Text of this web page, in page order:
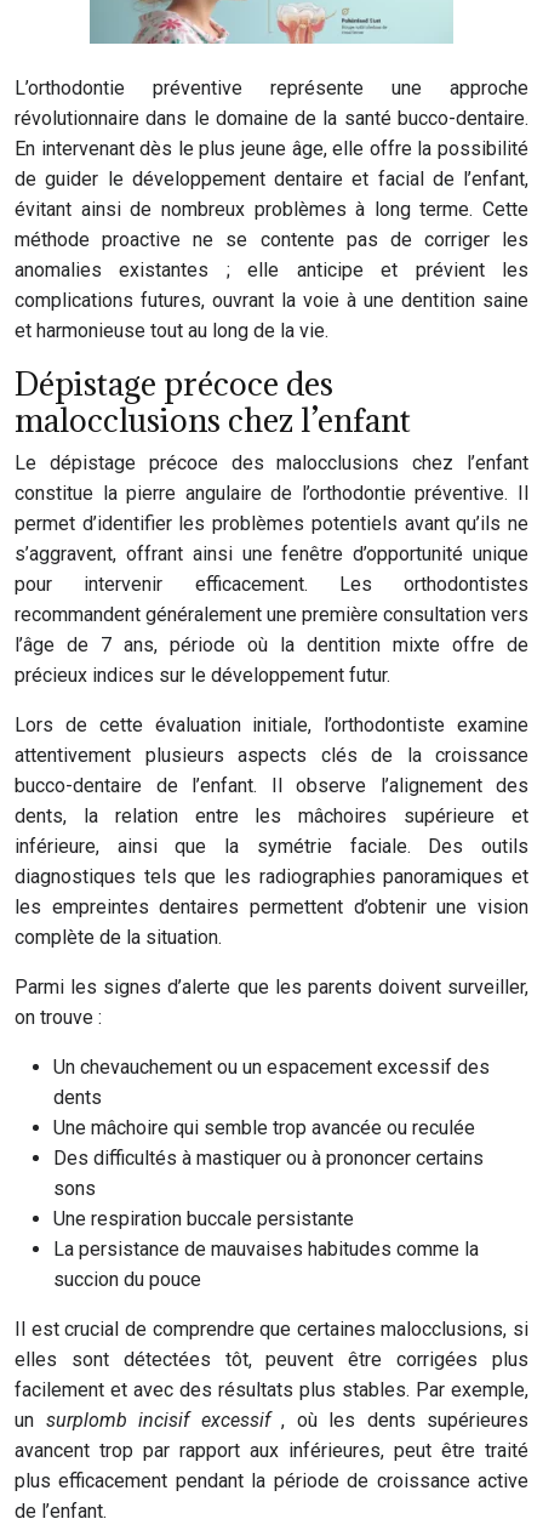
L’orthodontie préventive représente une approche
révolutionnaire dans le domaine de la santé bucco-dentaire.
En intervenant dès le plus jeune âge, elle offre la possibilité
de guider le développement dentaire et facial de l’enfant,
évitant ainsi de nombreux problèmes à long terme. Cette
méthode proactive ne se contente pas de corriger les
anomalies existantes ; elle anticipe et prévient les
complications futures, ouvrant la voie à une dentition saine
et harmonieuse tout au long de la vie.
Dépistage précoce des
malocclusions chez l’enfant
Le dépistage précoce des malocclusions chez l’enfant
constitue la pierre angulaire de l’orthodontie préventive. Il
permet d’identifier les problèmes potentiels avant qu’ils ne
s’aggravent, offrant ainsi une fenêtre d’opportunité unique
pour intervenir efficacement. Les orthodontistes
recommandent généralement une première consultation vers
l’âge de 7 ans, période où la dentition mixte offre de
précieux indices sur le développement futur.
Lors de cette évaluation initiale, l’orthodontiste examine
attentivement plusieurs aspects clés de la croissance
bucco-dentaire de l’enfant. Il observe l’alignement des
dents, la relation entre les mâchoires supérieure et
inférieure, ainsi que la symétrie faciale. Des outils
diagnostiques tels que les radiographies panoramiques et
les empreintes dentaires permettent d’obtenir une vision
complète de la situation.
Parmi les signes d’alerte que les parents doivent surveiller,
on trouve :
Un chevauchement ou un espacement excessif des
dents
Une mâchoire qui semble trop avancée ou reculée
Des difficultés à mastiquer ou à prononcer certains
sons
Une respiration buccale persistante
La persistance de mauvaises habitudes comme la
succion du pouce
Il est crucial de comprendre que certaines malocclusions, si
elles sont détectées tôt, peuvent être corrigées plus
facilement et avec des résultats plus stables. Par exemple,
un surplomb incisif excessif , où les dents supérieures
avancent trop par rapport aux inférieures, peut être traité
plus efficacement pendant la période de croissance active
de l’enfant.